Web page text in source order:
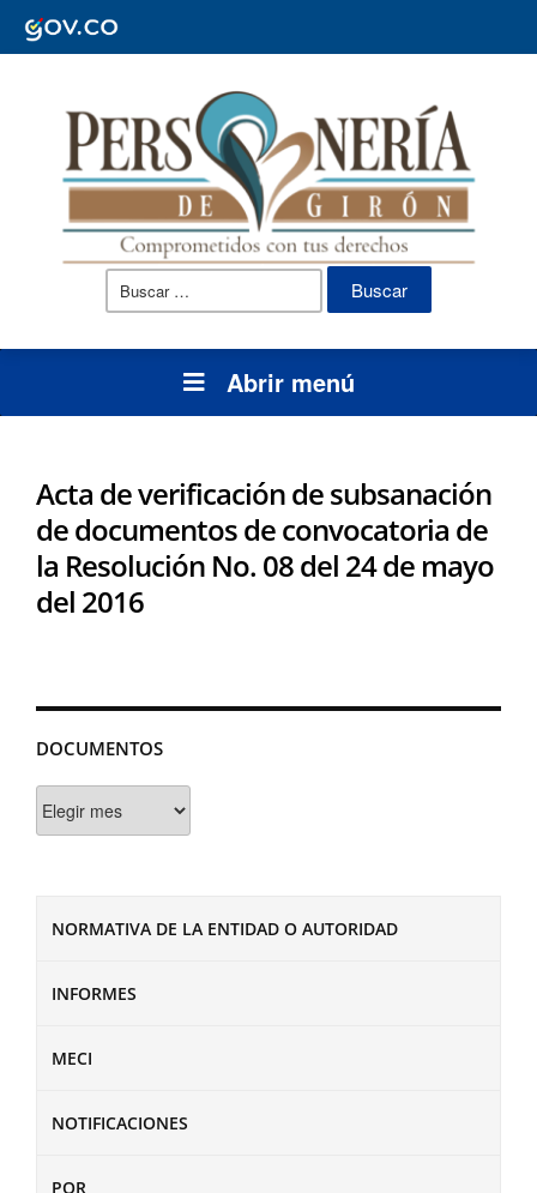
Buscar:
Abrir menú
DOCUMENTOS
NORMATIVA DE LA ENTIDAD O AUTORIDAD
INFORMES
MECI
NOTIFICACIONES
PQR
Acta de verificación de subsanación
de documentos de convocatoria de
la Resolución No. 08 del 24 de mayo
del 2016